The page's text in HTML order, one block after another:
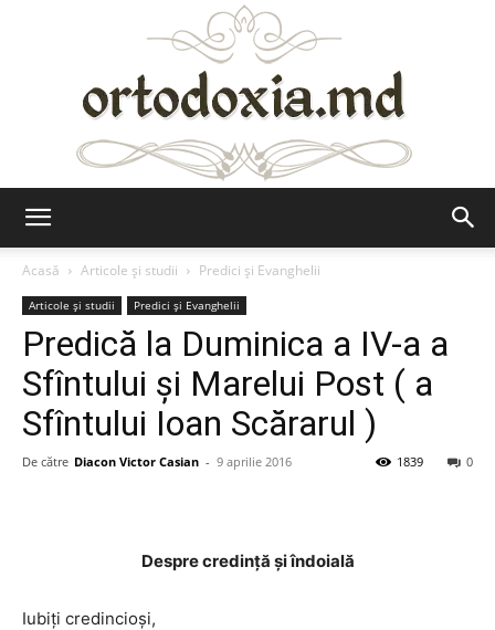
Acasă
Articole şi studii Predici şi Evanghelii
Articole şi studii Predici şi Evanghelii
Predică la Duminica a IV-a a
Sfîntului şi Marelui Post ( a
Sfîntului Ioan Scărarul )
De către Diacon Victor Casian - 9 aprilie 2016 0
1839
Despre credinţă şi îndoială
Iubiţi credincioşi,